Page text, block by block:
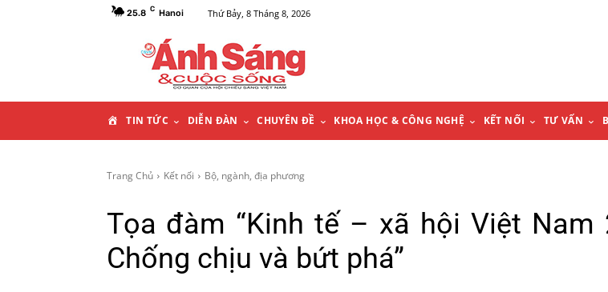
25.8 C Hanoi Thứ Bảy, 8 Tháng 8, 2026
N
TIN TỨC DIỄN ĐÀN CHUYÊN ĐỀ KHOA HỌC & CÔNG NGHỆ KẾT NỐI TƯ VẤN
Trang Chủ Kết nối Bộ, ngành, địa phương
Tọa đàm “Kinh tế – xã hội Việt Nam
Chống chịu và bứt phá”